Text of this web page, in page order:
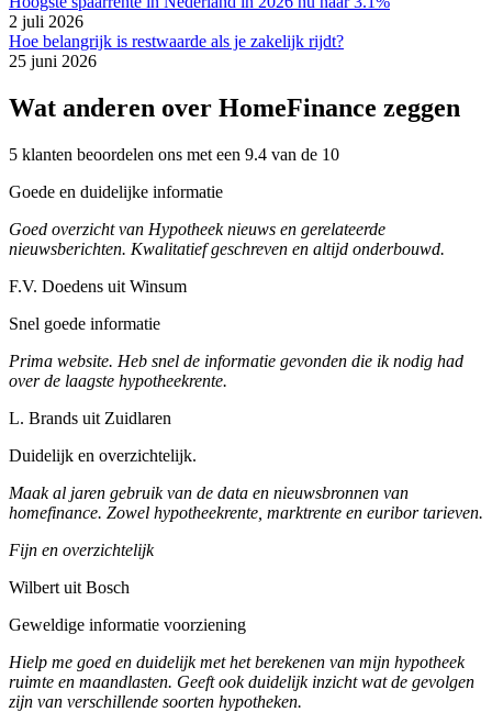
2 juli 2026
Hoe belangrijk is restwaarde als je zakelijk rijdt?
25 juni 2026
Wat anderen over HomeFinance zeggen
5 klanten beoordelen ons met een 9.4 van de 10
Goede en duidelijke informatie
Goed overzicht van Hypotheek nieuws en gerelateerde
nieuwsberichten. Kwalitatief geschreven en altijd onderbouwd.
F.V. Doedens uit Winsum
Snel goede informatie
Prima website. Heb snel de informatie gevonden die ik nodig had
over de laagste hypotheekrente.
L. Brands uit Zuidlaren
Duidelijk en overzichtelijk.
Maak al jaren gebruik van de data en nieuwsbronnen van
homefinance. Zowel hypotheekrente, marktrente en euribor tarieven.
Fijn en overzichtelijk
Wilbert uit Bosch
Geweldige informatie voorziening
Hielp me goed en duidelijk met het berekenen van mijn hypotheek
ruimte en maandlasten. Geeft ook duidelijk inzicht wat de gevolgen
zijn van verschillende soorten hypotheken.